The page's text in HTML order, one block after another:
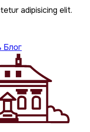
adipisicing elit.
Блог